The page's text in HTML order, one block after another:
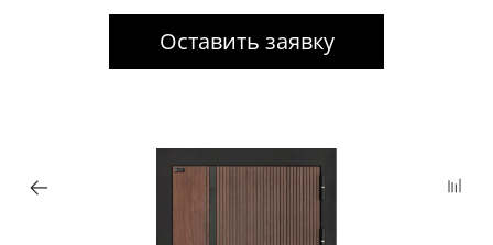
Оставить заявку